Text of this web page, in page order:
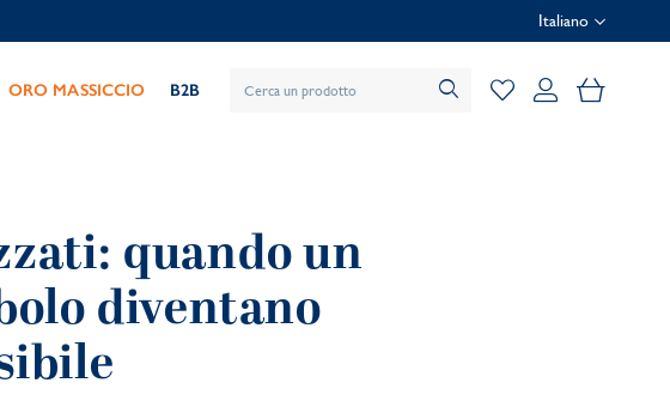
Italiano
ORO MASSICCIO B2B Il mio
quando un
diventano